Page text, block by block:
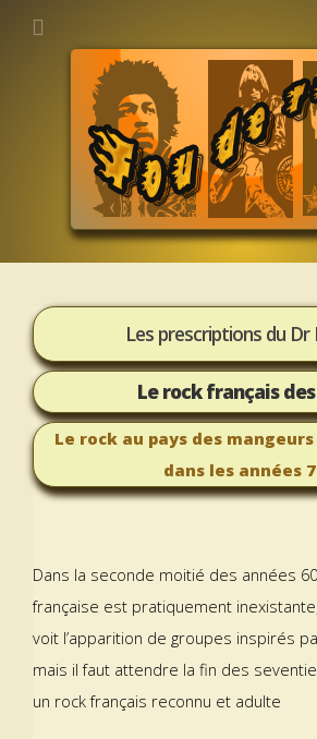
Les prescriptions du Dr
Le rock français des
Le rock au pays des
dans les années
Dans la seconde moitié des années
française est pratiquement
voit l’apparition de groupes inspirés
mais il faut attendre la fin des
un rock français reconnu et adulte